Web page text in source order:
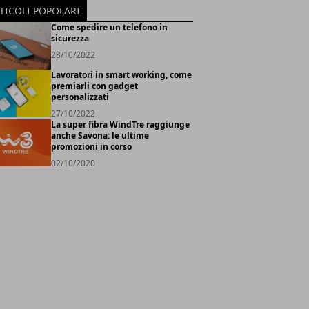
POPOLARI
Come spedire un telefono in
sicurezza
28/10/2022
Lavoratori in smart working, come
premiarli con gadget
personalizzati
27/10/2022
La super fibra WindTre raggiunge
anche Savona: le ultime
promozioni in corso
02/10/2020